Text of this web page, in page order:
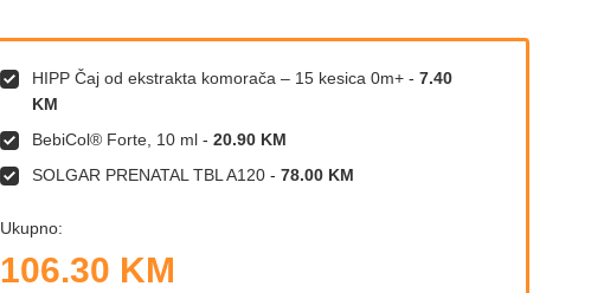
HIPP Čaj od ekstrakta komorača – 15 kesica 0m+ -7.40
KM
BebiCol® Forte, 10 ml -20.90 KM
SOLGAR PRENATAL TBL A120 -78.00 KM
Ukupno:
106.30 KM